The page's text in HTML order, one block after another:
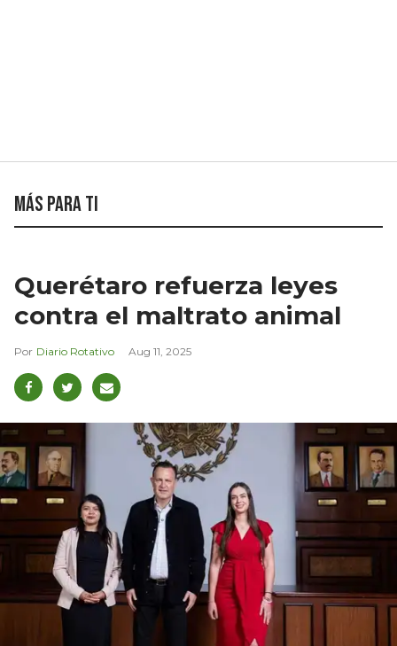
Más para ti
Querétaro refuerza leyes
contra el maltrato animal
Diario Rotativo Aug 11, 2025